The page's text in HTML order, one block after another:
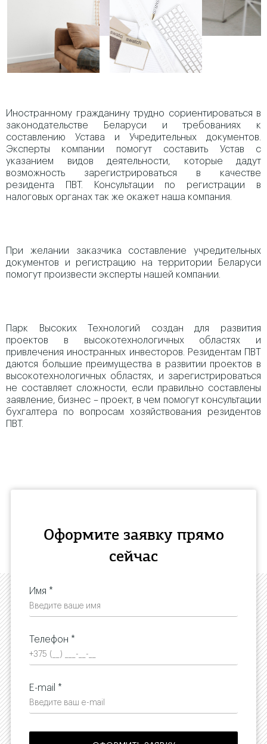
Иностранному гражданину трудно сориентироваться в
законодательстве Беларуси и требованиях к
составлению Устава и Учредительных документов.
Эксперты компании помогут составить Устав с
указанием видов деятельности, которые дадут
возможность зарегистрироваться в качестве
резидента ПВТ. Консультации по регистрации в
налоговых органах так же окажет наша компания.
При желании заказчика составление учредительных
документов и регистрацию на территории Беларуси
помогут произвести эксперты нашей компании.
Парк Высоких Технологий создан для развития
проектов в высокотехнологичных областях и
привлечения иностранных инвесторов. Резидентам ПВТ
даются большие преимущества в развитии проектов в
высокотехнологичных областях, и зарегистрироваться
не составляет сложности, если правильно составлены
заявление, бизнес – проект, в чем помогут консультации
бухгалтера по вопросам хозяйствования резидентов
ПВТ.
Оформите заявку прямо
сейчас
Имя *
Телефон *
E-mail *